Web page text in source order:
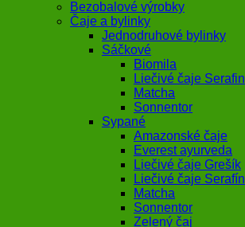
Bezobalové výrobky
Čaje a bylinky
Jednodruhové bylinky
Sáčkové
Biomila
Liečivé čaje Serafin
Matcha
Sonnentor
Sypané
Amazonské čaje
Everest ayurveda
Liečivé čaje Grešík
Liečivé čaje Serafín
Matcha
Sonnentor
Zelený čaj